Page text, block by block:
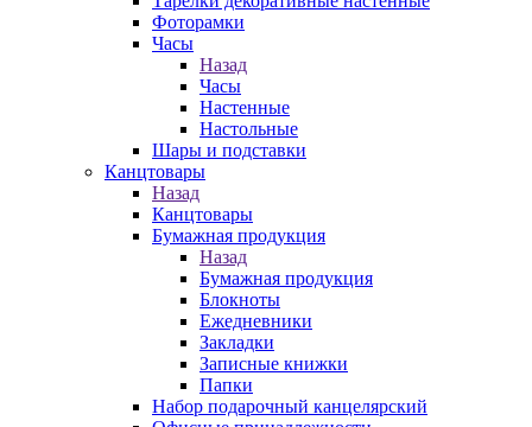
Фоторамки
Часы
Назад
Часы
Настенные
Настольные
Шары и подставки
Канцтовары
Назад
Канцтовары
Бумажная продукция
Назад
Бумажная продукция
Блокноты
Ежедневники
Закладки
Записные книжки
Папки
Набор подарочный канцелярский